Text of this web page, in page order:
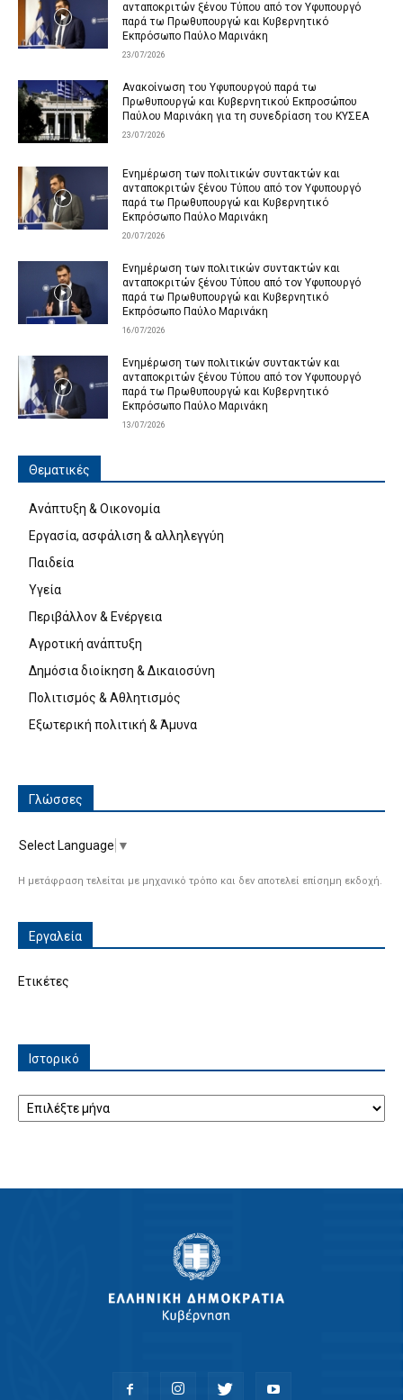
ανταποκριτών ξένου Τύπου από τον Υφυπουργό
παρά τω Πρωθυπουργώ και Κυβερνητικό
Εκπρόσωπο Παύλο Μαρινάκη
23/07/2026
Ανακοίνωση του Υφυπουργού παρά τω
Πρωθυπουργώ και Κυβερνητικού Εκπροσώπου
Παύλου Μαρινάκη για τη συνεδρίαση του ΚΥΣΕΑ
23/07/2026
Ενημέρωση των πολιτικών συντακτών και
ανταποκριτών ξένου Τύπου από τον Υφυπουργό
παρά τω Πρωθυπουργώ και Κυβερνητικό
Εκπρόσωπο Παύλο Μαρινάκη
20/07/2026
Ενημέρωση των πολιτικών συντακτών και
ανταποκριτών ξένου Τύπου από τον Υφυπουργό
παρά τω Πρωθυπουργώ και Κυβερνητικό
Εκπρόσωπο Παύλο Μαρινάκη
16/07/2026
Ενημέρωση των πολιτικών συντακτών και
ανταποκριτών ξένου Τύπου από τον Υφυπουργό
παρά τω Πρωθυπουργώ και Κυβερνητικό
Εκπρόσωπο Παύλο Μαρινάκη
13/07/2026
Θεματικές
Ανάπτυξη & Οικονομία
Εργασία, ασφάλιση & αλληλεγγύη
Παιδεία
Υγεία
Περιβάλλον & Ενέργεια
Αγροτική ανάπτυξη
Δημόσια διοίκηση & Δικαιοσύνη
Πολιτισμός & Αθλητισμός
Εξωτερική πολιτική & Άμυνα
Γλώσσες
Select Language ▼
Η μετάφραση τελείται με μηχανικό τρόπο και δεν αποτελεί επίσημη εκδοχή.
Εργαλεία
Ετικέτες
Ιστορικό